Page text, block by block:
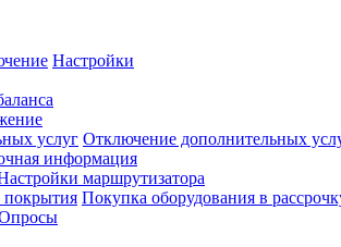
Настройки
услуг Отключение дополнительных
информация
маршрутизатора
покрытия Покупка оборудования в